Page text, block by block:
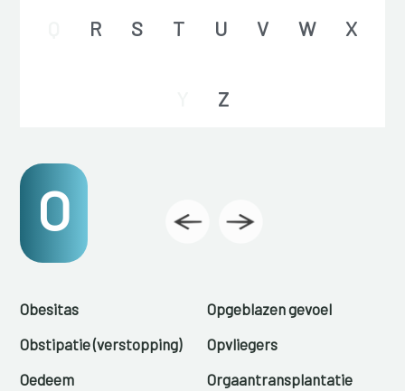
R S T U V W X
Z
O
Obesitas
Obstipatie (verstopping)
Oedeem
Opgeblazen gevoel
Opvliegers
Orgaantransplantatie